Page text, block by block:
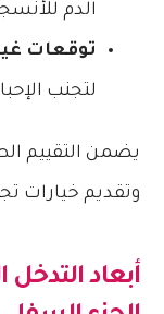
الدم
توقعات
لتجنب
يضمن التقييم
وتقديم خيارات
أبعاد